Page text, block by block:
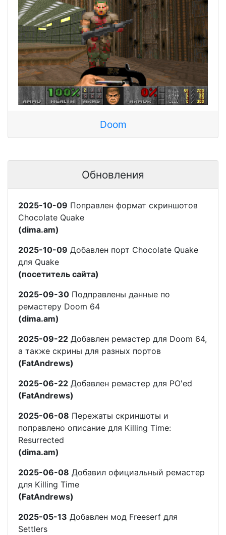
Doom
Обновления
2025-10-09 Поправлен формат скриншотов
Chocolate Quake
(dima.am)
2025-10-09 Добавлен порт Chocolate Quake
для Quake
(посетитель сайта)
2025-09-30 Подправлены данные по
ремастеру Doom 64
(dima.am)
2025-09-22 Добавлен ремастер для Doom 64,
а также скрины для разных портов
(FatAndrews)
2025-06-22 Добавлен ремастер для PO'ed
(FatAndrews)
2025-06-08 Пережаты скриншоты и
поправлено описание для Killing Time:
Resurrected
(dima.am)
2025-06-08 Добавил официальный ремастер
для Killing Time
(FatAndrews)
2025-05-13 Добавлен мод Freeserf для
Settlers